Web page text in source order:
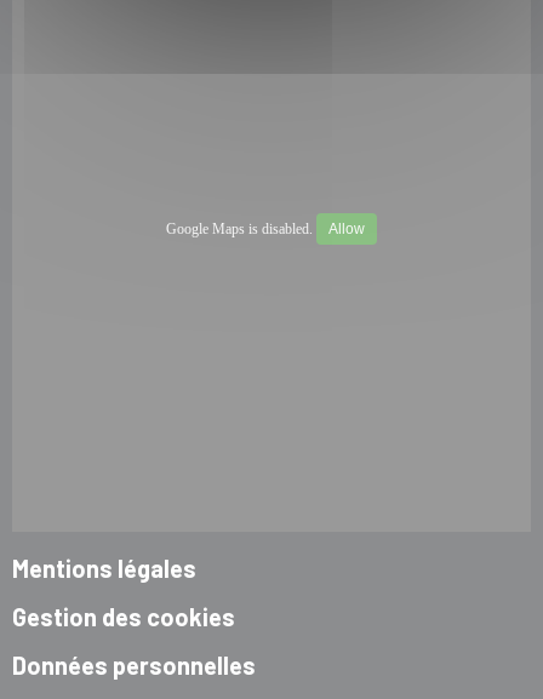
Google Maps is disabled. Allow
Mentions légales
Gestion des cookies
Données personnelles